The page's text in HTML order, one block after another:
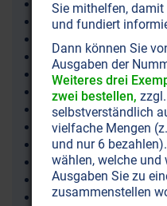
Eran Elhaik
Erbauer der Form
Erbgut
Erbsünde
Erd-Eigentliche
Erdalter
Erdbeben
Erdbeere
Erde
Erdenjahr-Ton OM
Erdenton
Erdfelder
Sie mithelfen,
und fundiert
Dann können Sie
Ausgaben der
Weiteres drei
zwei bestellen,
selbstverständlich
vielfache Mengen
und nur 6
wählen, welche und
Ausgaben Sie zu
zusammenstellen